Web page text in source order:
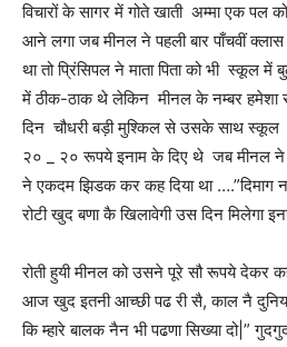
विचारों के सागर में गोते खाती अम्मा एक पल
आने लगा जब मीनल ने पहली बार पाँचवीं
था तो प्रिंसिपल ने माता पिता को भी स्कूल
में ठीक-ठाक थे लेकिन मीनल के नम्बर
दिन चौधरी बड़ी मुश्किल से उसके साथ
२० _ २० रूपये इनाम के दिए थे जब मीनल ने
ने एकदम झिडक कर कह दिया था ….”दिमाग
रोटी खुद बणा कै खिलावेगी उस दिन मिलेगा
रोती हुयी मीनल को उसने पूरे सौ रूपये देकर
आज खुद इतनी आच्छी पढ री सै, काल नै
कि म्हारे बालक नैन भी पढणा सिख्या दो|”